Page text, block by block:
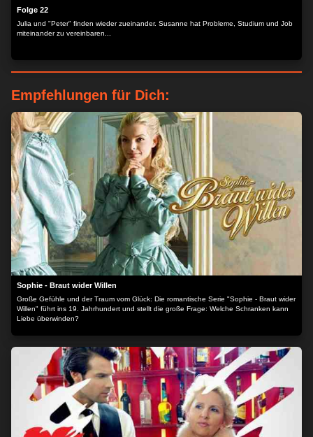
Folge 22
Julia und "Peter" finden wieder zueinander. Susanne hat Probleme, Studium und Job
miteinander zu vereinbaren...
Empfehlungen für Dich:
Sophie - Braut wider Willen
Große Gefühle und der Traum vom Glück: Die romantische Serie "Sophie - Braut wider
Willen" führt ins 19. Jahrhundert und stellt die große Frage: Welche Schranken kann
Liebe überwinden?